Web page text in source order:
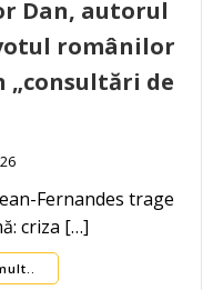
Dan, autorul
românilor
de
Fernandes trage
criza […]